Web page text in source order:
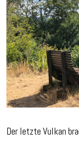
Der letzte Vulkan